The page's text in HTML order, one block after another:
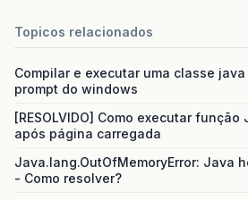
Topicos relacionados
Compilar e executar uma classe
prompt do windows
[RESOLVIDO] Como executar função
após página carregada
Java.lang.OutOfMemoryError: Java
- Como resolver?